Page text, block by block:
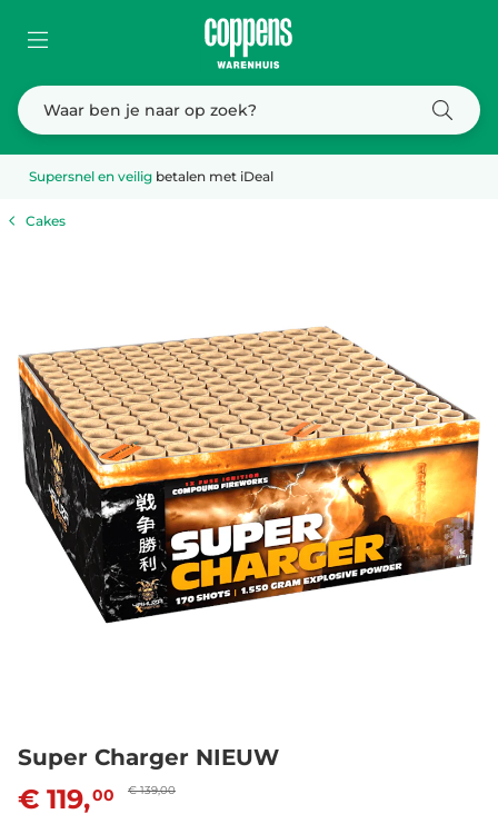
Supersnel en veilig betalen met iDeal
Cakes
Super Charger NIEUW
€ 119,00 € 139,00